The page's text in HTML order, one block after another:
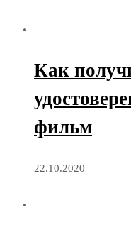
Как
фильм
22.10.2020